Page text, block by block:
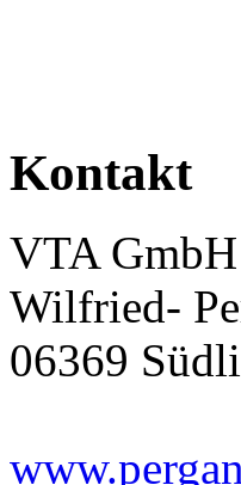
Kontakt
VTA GmbH
Wilfried-
06369